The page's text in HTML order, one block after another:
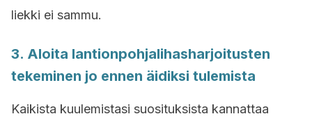
liekki ei sammu.
3. Aloita lantionpohjalihasharjoitusten
tekeminen jo ennen äidiksi tulemista
Kaikista kuulemistasi suosituksista kannattaa